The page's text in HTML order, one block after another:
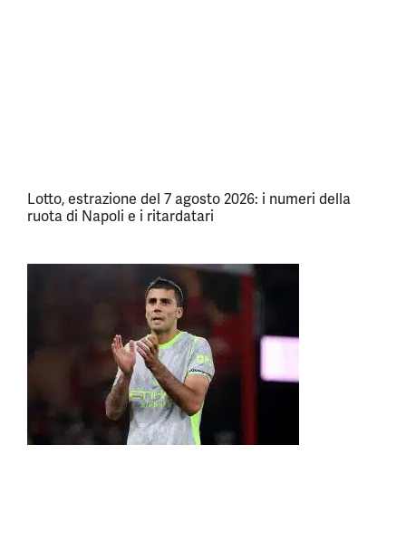
Lotto, estrazione del 7 agosto 2026: i numeri della
ruota di Napoli e i ritardatari